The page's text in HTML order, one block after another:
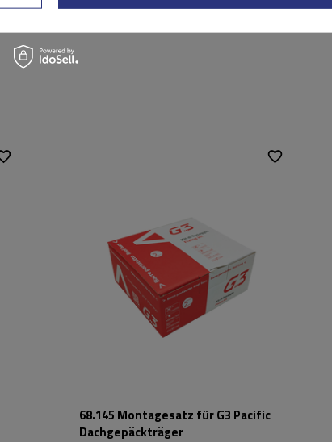
68.145 Montagesatz für G3 Pacific
Dachgepäckträger